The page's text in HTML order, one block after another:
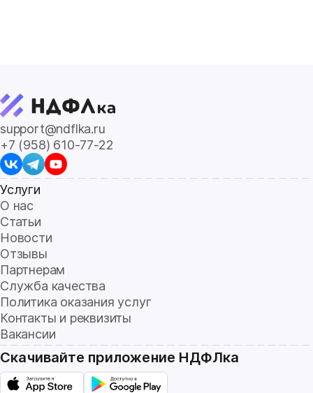
support@ndflka.ru
+7 (958) 610-77-22
Услуги
О нас
Статьи
Новости
Отзывы
Партнерам
Служба качества
Политика оказания услуг
Контакты и реквизиты
Вакансии
Скачивайте приложение НДФЛка